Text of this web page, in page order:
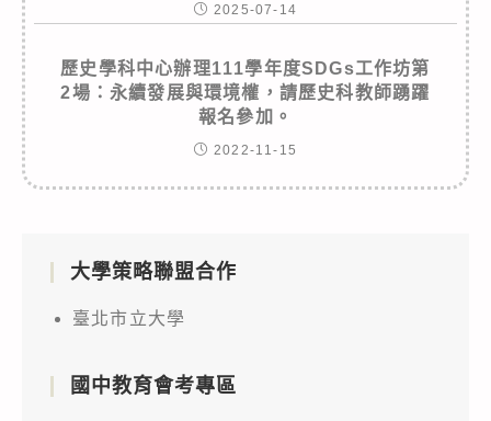
2025-07-14
歷史學科中心辦理111學年度SDGs工作坊第
2場：永續發展與環境權，請歷史科教師踴躍
報名參加。
2022-11-15
大學策略聯盟合作
臺北市立大學
國中教育會考專區